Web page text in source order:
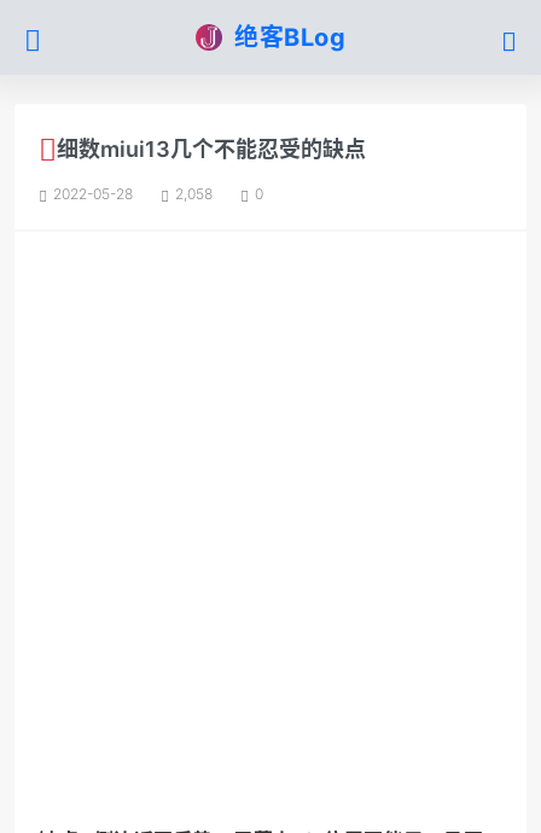
绝客BLog
细数miui13几个不能忍受的缺点
2022-05-28 2,058 0